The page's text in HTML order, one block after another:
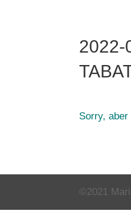
2022-
Sorry,
©2021